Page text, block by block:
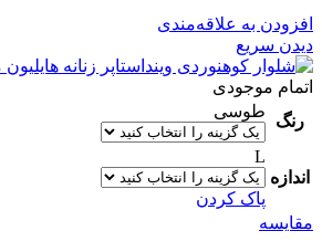
افزودن به علاقه‌مندی
دیدن سریع
اتمام موجودی
رنگ
طوسی
اندازه
L
پاک کردن
مقایسه